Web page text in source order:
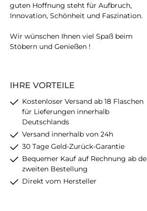
IHRE VORTEILE
Kostenloser Versand ab 18 Flaschen
für Lieferungen innerhalb
Deutschlands
Versand innerhalb von 24h
30 Tage Geld-Zurück-Garantie
Bequemer Kauf auf Rechnung ab
zweiten Bestellung
Direkt vom Hersteller
guten Hoffnung steht für Aufbruch,
Innovation, Schönheit und Faszination.
Wir wünschen Ihnen viel Spaß beim
Stöbern und Genießen !